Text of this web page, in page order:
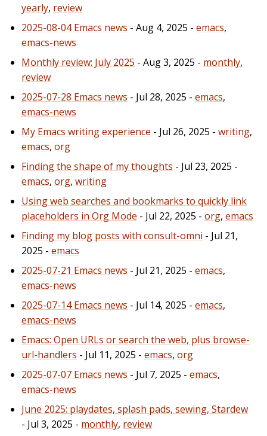
yearly, review
2025-08-04 Emacs news - Aug 4, 2025 - emacs,
emacs-news
Monthly review: July 2025 - Aug 3, 2025 - monthly,
review
2025-07-28 Emacs news - Jul 28, 2025 - emacs,
emacs-news
My Emacs writing experience - Jul 26, 2025 - writing,
emacs, org
Finding the shape of my thoughts - Jul 23, 2025 -
emacs, org, writing
Using web searches and bookmarks to quickly link
placeholders in Org Mode - Jul 22, 2025 - org, emacs
Finding my blog posts with consult-omni - Jul 21,
2025 - emacs
2025-07-21 Emacs news - Jul 21, 2025 - emacs,
emacs-news
2025-07-14 Emacs news - Jul 14, 2025 - emacs,
emacs-news
Emacs: Open URLs or search the web, plus browse-
url-handlers - Jul 11, 2025 - emacs, org
2025-07-07 Emacs news - Jul 7, 2025 - emacs,
emacs-news
June 2025: playdates, splash pads, sewing, Stardew
- Jul 3, 2025 - monthly, review